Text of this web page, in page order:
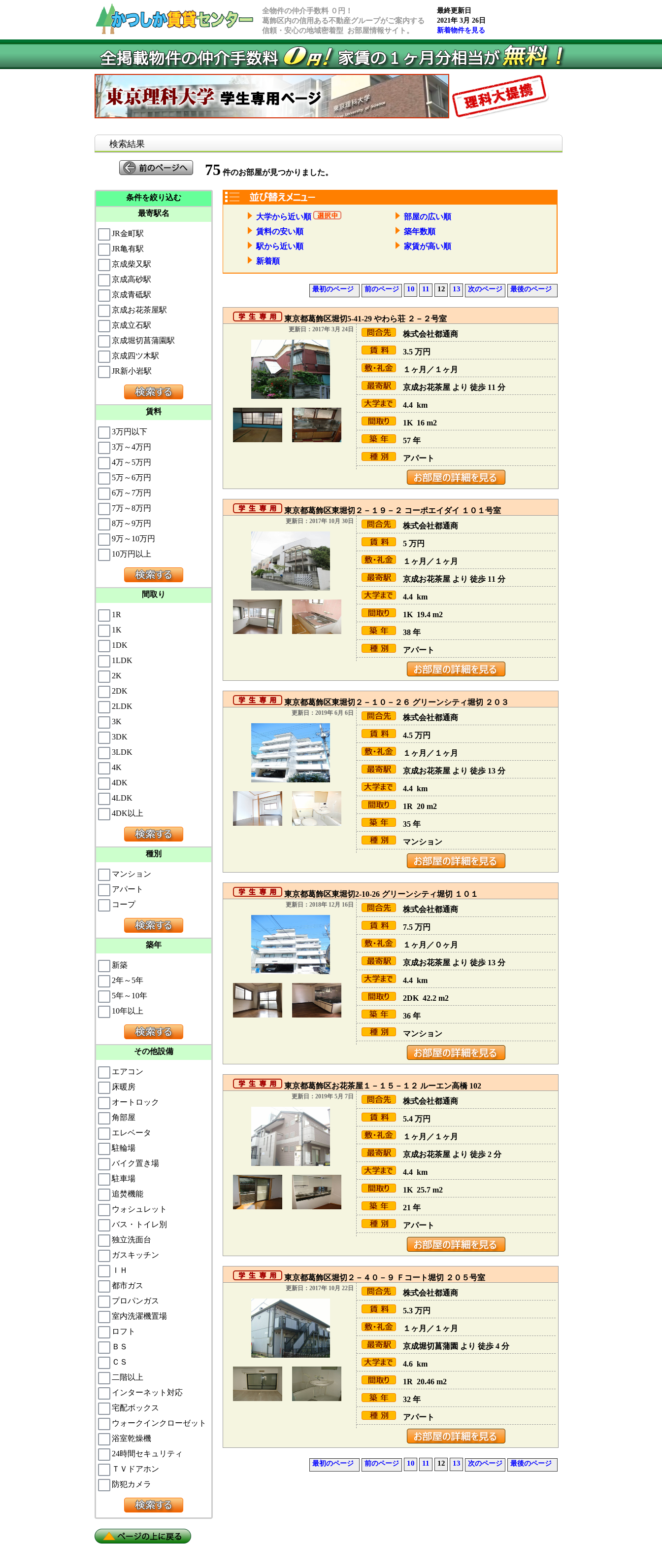
全物件の仲介手数料 ０円！
葛飾区内の信用ある不動産グループがご案内する
信頼・安心の地域密着型 お部屋情報サイト。
最終更新日
2021年 3月 26日
新着物件を見る
検索結果
75 件のお部屋が見つかりました。
条件を絞り込む
最寄駅名
JR金町駅
JR亀有駅
京成柴又駅
京成高砂駅
京成青砥駅
京成お花茶屋駅
京成立石駅
京成堀切菖蒲園駅
京成四ツ木駅
JR新小岩駅
賃料
3万円以下
3万～4万円
4万～5万円
5万～6万円
6万～7万円
7万～8万円
8万～9万円
9万～10万円
10万円以上
間取り
1R
1K
1DK
1LDK
2K
2DK
2LDK
3K
3DK
3LDK
4K
4DK
4LDK
4DK以上
種別
マンション
アパート
コープ
築年
新築
2年～5年
5年～10年
10年以上
その他設備
エアコン
床暖房
オートロック
角部屋
エレベータ
駐輪場
バイク置き場
駐車場
追焚機能
ウォシュレット
バス・トイレ別
独立洗面台
ガスキッチン
ＩＨ
都市ガス
プロパンガス
室内洗濯機置場
ロフト
ＢＳ
ＣＳ
二階以上
インターネット対応
宅配ボックス
ウォークインクローゼット
浴室乾燥機
24時間セキュリティ
ＴＶドアホン
防犯カメラ
大学から近い順
賃料の安い順
駅から近い順
新着順
部屋の広い順
築年数順
家賃が高い順
最初のページ 前のページ 10 11 12 13 次のページ 最後のページ
東京都葛飾区堀切5-41-29 やわら荘 ２－２号室
更新日：2017年 3月 24日
株式会社都通商
3.5 万円
１ヶ月／１ヶ月
京成お花茶屋 より 徒歩 11 分
4.4 km
1K 16 m2
57 年
アパート
東京都葛飾区東堀切２－１９－２ コーポエイダイ １０１号室
更新日：2017年 10月 30日
株式会社都通商
5 万円
１ヶ月／１ヶ月
京成お花茶屋 より 徒歩 11 分
4.4 km
1K 19.4 m2
38 年
アパート
東京都葛飾区東堀切２－１０－２６ グリーンシティ堀切 ２０３
更新日：2019年 6月 6日
株式会社都通商
4.5 万円
１ヶ月／１ヶ月
京成お花茶屋 より 徒歩 13 分
4.4 km
1R 20 m2
35 年
マンション
東京都葛飾区東堀切2-10-26 グリーンシティ堀切 １０１
更新日：2018年 12月 16日
株式会社都通商
7.5 万円
１ヶ月／０ヶ月
京成お花茶屋 より 徒歩 13 分
4.4 km
2DK 42.2 m2
36 年
マンション
東京都葛飾区お花茶屋１－１５－１２ ルーエン高橋 102
更新日：2019年 5月 7日
株式会社都通商
5.4 万円
１ヶ月／１ヶ月
京成お花茶屋 より 徒歩 2 分
4.4 km
1K 25.7 m2
21 年
アパート
東京都葛飾区堀切２－４０－９ Ｆコート堀切 ２０５号室
更新日：2017年 10月 22日
株式会社都通商
5.3 万円
１ヶ月／１ヶ月
京成堀切菖蒲園 より 徒歩 4 分
4.6 km
1R 20.46 m2
32 年
アパート
最初のページ 前のページ 10 11 12 13 次のページ 最後のページ